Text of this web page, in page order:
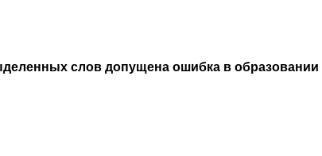
слов допущена ошибка в образовании